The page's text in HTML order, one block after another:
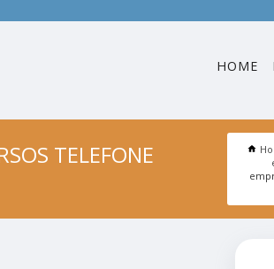
HOME
TELEFONE